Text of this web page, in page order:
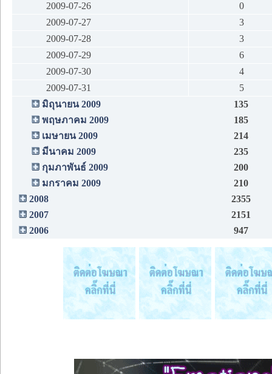
2009-07-26
0
2009-07-27
3
2009-07-28
3
2009-07-29
6
2009-07-30
4
2009-07-31
5
มิถุนายน 2009
135
พฤษภาคม 2009
185
เมษายน 2009
214
มีนาคม 2009
235
กุมภาพันธ์ 2009
200
มกราคม 2009
210
2008
2355
2007
2151
2006
947